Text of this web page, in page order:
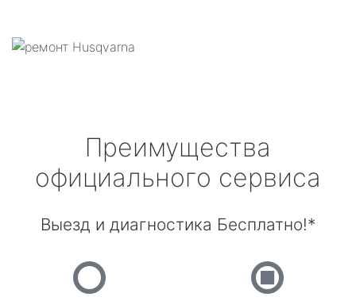
Преимущества
официального сервиса
Выезд и диагностика Бесплатно!*